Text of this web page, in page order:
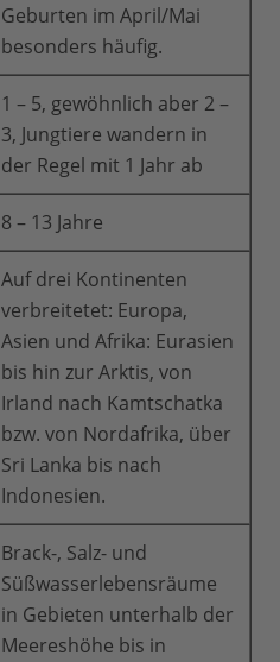
Geburten im April/Mai
besonders häufig.
1 – 5, gewöhnlich aber 2 –
3, Jungtiere wandern in
der Regel mit 1 Jahr ab
8 – 13 Jahre
Auf drei Kontinenten
verbreitetet: Europa,
Asien und Afrika: Eurasien
bis hin zur Arktis, von
Irland nach Kamtschatka
bzw. von Nordafrika, über
Sri Lanka bis nach
Indonesien.
Brack-, Salz- und
Süßwasserlebensräume
in Gebieten unterhalb der
Meereshöhe bis in